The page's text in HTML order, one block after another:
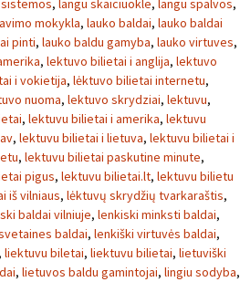
, langu skaiciuokle, langu spalvos,
mokykla, lauko baldai, lauko baldai
pinti, lauko baldu gamyba, lauko virtuves,
, lektuvo bilietai i anglija, lektuvo
i vokietija, lėktuvo bilietai internetu,
nuoma, lektuvo skrydziai, lektuvu,
, lektuvu bilietai i amerika, lektuvu
, lektuvu bilietai i lietuva, lektuvu bilietai i
, lektuvu bilietai paskutine minute,
pigus, lektuvu bilietai.lt, lektuvu bilietu
iš vilniaus, lėktuvų skrydžių tvarkaraštis,
baldai vilniuje, lenkiski minksti baldai,
baldai, lenkiški virtuvės baldai,
, liektuvu biletai, liektuvu bilietai, lietuviški
, lietuvos baldu gamintojai, lingiu sodyba,